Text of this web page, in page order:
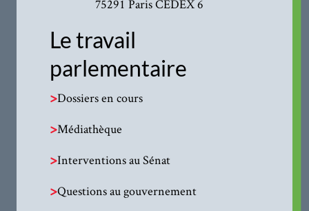
75291 Paris CEDEX 6
Le travail
parlementaire
>Dossiers en cours
>Médiathèque
>Interventions au Sénat
>Questions au gouvernement